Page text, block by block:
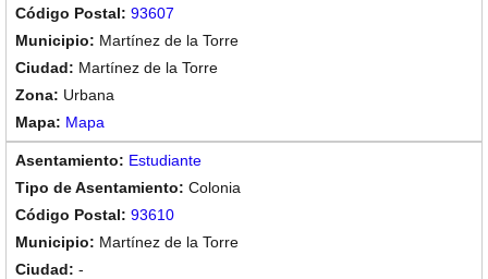
93607
Martínez de la Torre
Martínez de la Torre
Urbana
Mapa
Estudiante
Colonia
93610
Martínez de la Torre
-